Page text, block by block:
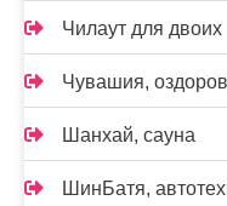
Чилаут для двоих
Чувашия,
Шанхай, сауна
ШинБатя,